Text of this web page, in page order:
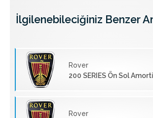
İlgilenebileciğiniz Benzer
Rover
200 SERIES Ön Sol
Rover